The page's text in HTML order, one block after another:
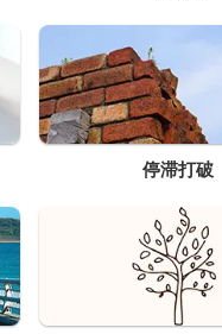
停滞打破